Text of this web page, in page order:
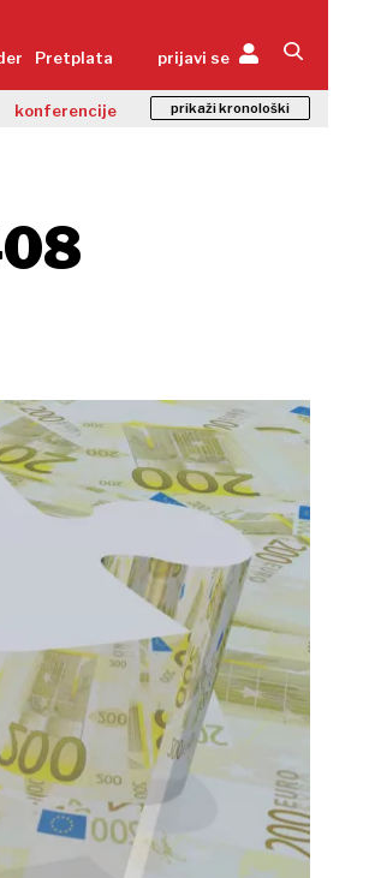
Pretplata prijavi se
konferencije prikaži kronološki